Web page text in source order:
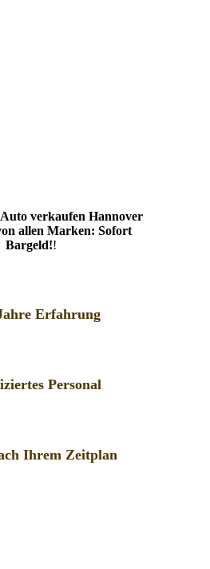
verkaufen Hannover
allen Marken: Sofort
Bargeld!!
Erfahrung
Personal
Ihrem Zeitplan